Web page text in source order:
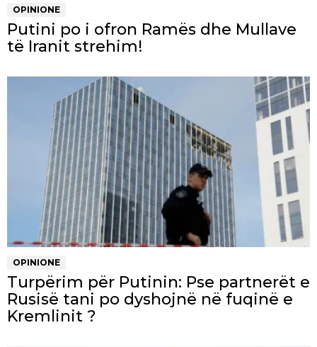
OPINIONE
Putini po i ofron Ramës dhe Mullave
të Iranit strehim!
OPINIONE
Turpërim për Putinin: Pse partnerët e
Rusisë tani po dyshojnë në fuqinë e
Kremlinit ?